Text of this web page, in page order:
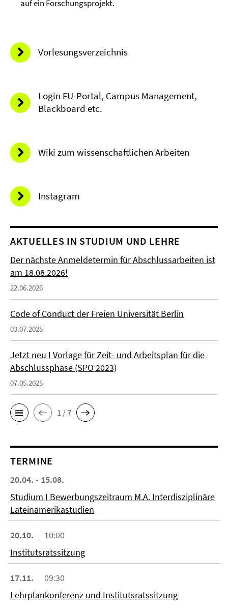
auf ein Forschungsprojekt.
Vorlesungsverzeichnis
Login FU-Portal, Campus Management,
Blackboard etc.
Wiki zum wissenschaftlichen Arbeiten
Instagram
AKTUELLES IN STUDIUM UND LEHRE
Der nächste Anmeldetermin für Abschlussarbeiten ist
am 18.08.2026!
22.06.2026
Code of Conduct der Freien Universität Berlin
03.07.2025
Jetzt neu I Vorlage für Zeit- und Arbeitsplan für die
Abschlussphase (SPO 2023)
07.05.2025
1 / 7
TERMINE
20.04. - 15.08.
Studium I Bewerbungszeitraum M.A. Interdisziplinäre
Lateinamerikastudien
20.10.
10:00
Institutsratssitzung
17.11.
09:30
Lehrplankonferenz und Institutsratssitzung